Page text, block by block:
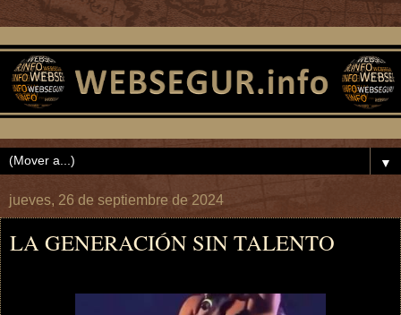
▼
jueves, 26 de septiembre de 2024
LA GENERACIÓN SIN TALENTO